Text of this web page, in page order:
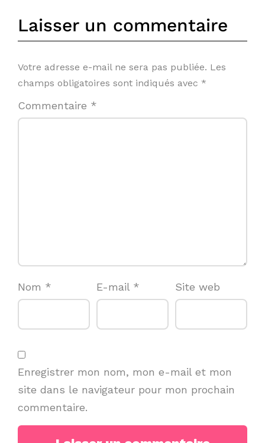
Laisser un commentaire
Votre adresse e-mail ne sera pas publiée. Les
champs obligatoires sont indiqués avec *
Commentaire *
Nom * E-mail * Site web
Enregistrer mon nom, mon e-mail et mon
site dans le navigateur pour mon prochain
commentaire.